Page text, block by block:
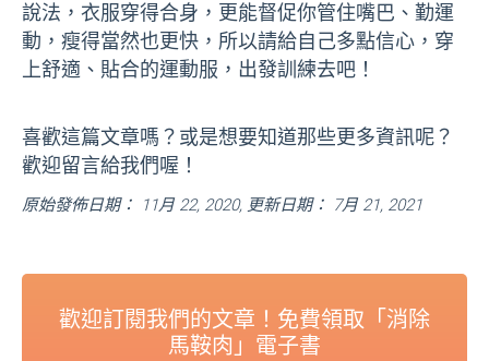
說法，衣服穿得合身，更能督促你管住嘴巴、勤運
動，瘦得當然也更快，所以請給自己多點信心，穿
上舒適、貼合的運動服，出發訓練去吧！
喜歡這篇文章嗎？或是想要知道那些更多資訊呢？
歡迎留言給我們喔！
原始發佈日期： 11月 22, 2020, 更新日期： 7月 21, 2021
歡迎訂閱我們的文章！免費領取「消除
馬鞍肉」電子書